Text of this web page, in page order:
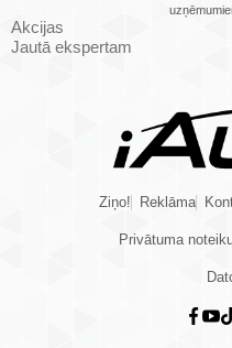
Akcijas
Jautā ekspertam
Ziņo! Reklāma
Privātuma